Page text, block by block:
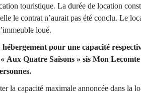
touristique. La durée de location
le contrat n’aurait pas été conclu. Le
loué.
pour une capacité
Quatre Saisons » sis Mon Lecomte
la capacité maximale annoncée dans la